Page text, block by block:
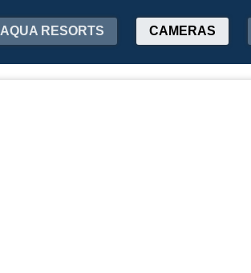
AQUA RESORTS CAMERAS